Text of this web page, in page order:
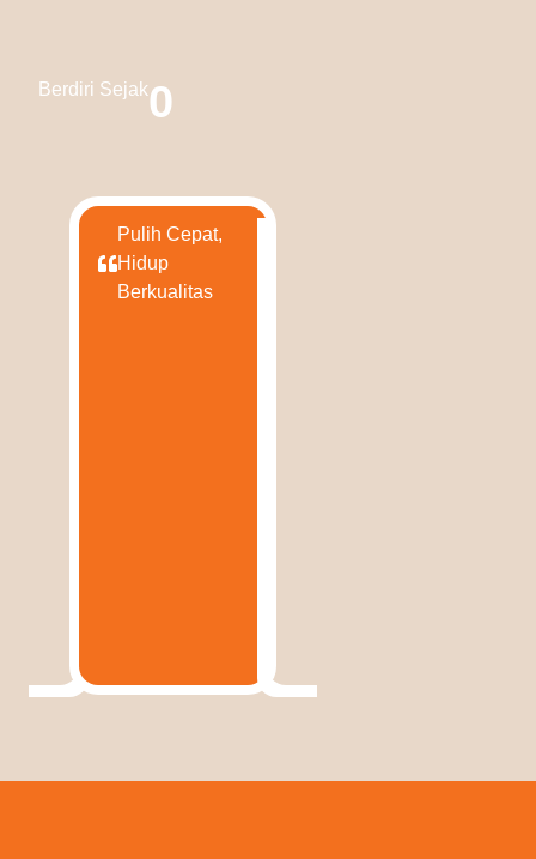
Berdiri Sejak0
Pulih Cepat,
Hidup
Berkualitas